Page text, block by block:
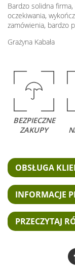
Bardzo solidna firma,
oczekiwania,
zamówienia, bardzo
Grażyna Kabała
BEZPIECZNE
ZAKUPY
OBSŁUGA
INFORMACJE
PRZECZYTAJ